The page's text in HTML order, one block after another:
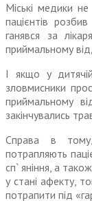
Міські медики
пацієнтів
ганявся за
приймальному
І якщо у
зловмисники
приймальному
закінчувались
Справа в
потрапляють
сп` яніння, а
у стані афекту,
потрапити під